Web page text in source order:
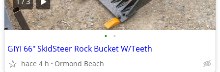
• •
GIYI 66" SkidSteer Rock Bucket W/Teeth
hace 4 h Ormond Beach